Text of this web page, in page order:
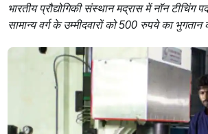
भारतीय प्रौद्योगिकी संस्थान मद्रास में नॉन टीचिंग
सामान्य वर्ग के उम्मीदवारों को 500 रुपये का भुगतान